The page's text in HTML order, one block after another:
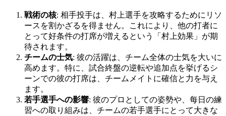
戦術の核: 相手投手は、村上選手を攻略するためにリソ
ースを割かざるを得ません。これにより、他の打者に
とって好条件の打席が増えるという「村上効果」が期
待されます。
チームの士気: 彼の活躍は、チーム全体の士気を大いに
高めます。特に、試合終盤の逆転や追加点を挙げるシ
ーンでの彼の打席は、チームメイトに確信と力を与え
ます。
若手選手への影響: 彼のプロとしての姿勢や、每日の練
習への取り組みは、チームの若手選手にとって大きな